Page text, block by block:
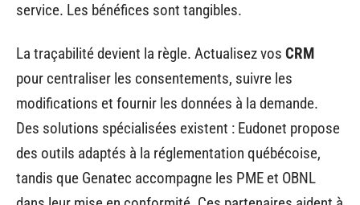
service. Les bénéfices sont tangibles.
La traçabilité devient la règle. Actualisez vos CRM
pour centraliser les consentements, suivre les
modifications et fournir les données à la demande.
Des solutions spécialisées existent : Eudonet propose
des outils adaptés à la réglementation québécoise,
tandis que Genatec accompagne les PME et OBNL